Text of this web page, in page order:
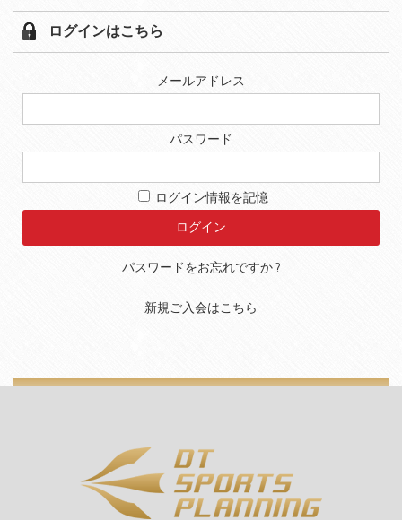
ログインはこちら
メールアドレス
パスワード
ログイン情報を記憶
パスワードをお忘れですか ?
新規ご入会はこちら